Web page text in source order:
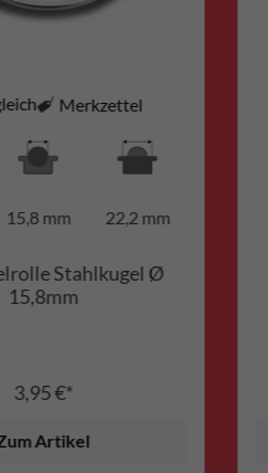
Merkzettel
15,8 mm 22,2 mm
Stahlkugel Ø
15,8mm
3,95 €*
Artikel